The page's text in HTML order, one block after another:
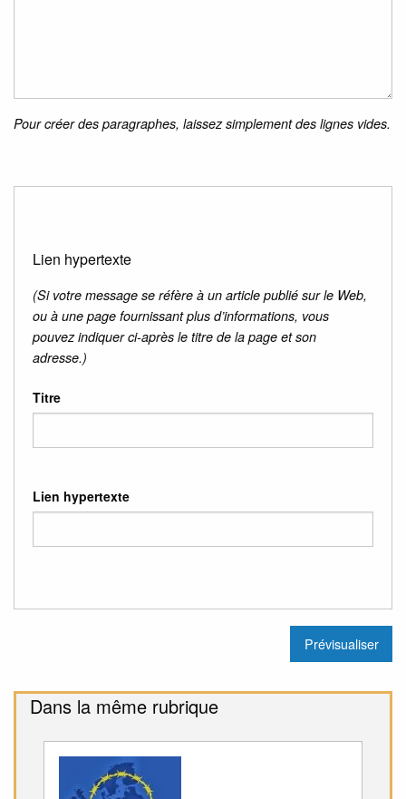
Pour créer des paragraphes, laissez simplement des lignes vides.
Lien hypertexte
(Si votre message se réfère à un article publié sur le Web,
ou à une page fournissant plus d’informations, vous
pouvez indiquer ci-après le titre de la page et son
adresse.)
Titre
Lien hypertexte
Dans la même rubrique